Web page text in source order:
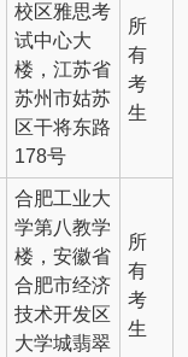
校区雅思考
试中心大
楼，江苏省
苏州市姑苏
区干将东路
178号
所
有
考
生
合肥工业大
学第八教学
楼，安徽省
合肥市经济
技术开发区
大学城翡翠
所
有
考
生